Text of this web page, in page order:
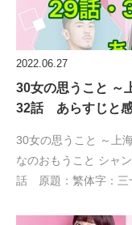
2022.06.27
30女の思うこと ～
32話 あらすじと
30女の思うこと ～上
なのおもうこと シャ
話 原題：繁体字：三